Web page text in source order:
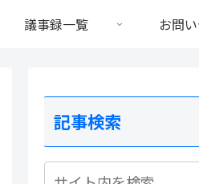
議事録一覧 お問
記事検索